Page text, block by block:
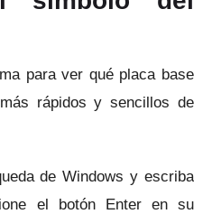
para ver qué placa base
rápidos y sencillos de
de Windows y escriba
el botón Enter en su